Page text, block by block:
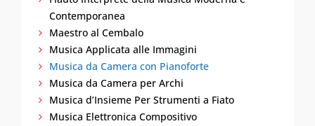
Contemporanea
Maestro al Cembalo
Musica Applicata alle Immagini
Musica da Camera con Pianoforte
Musica da Camera per Archi
Musica d’Insieme Per Strumenti a Fiato
Musica Elettronica Compositivo